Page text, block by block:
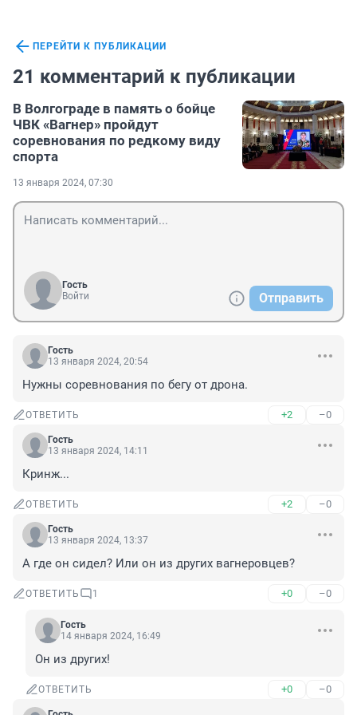
ПЕРЕЙТИ К ПУБЛИКАЦИИ
21 комментарий к публикации
В Волгограде в память о бойце
ЧВК «Вагнер» пройдут
соревнования по редкому виду
спорта
13 января 2024, 07:30
Гость
Войти
Отправить
Гость
13 января 2024, 20:54
Нужны соревнования по бегу от дрона.
ОТВЕТИТЬ +2 –0
Гость
13 января 2024, 14:11
Кринж...
ОТВЕТИТЬ +2 –0
Гость
13 января 2024, 13:37
А где он сидел? Или он из других вагнеровцев?
ОТВЕТИТЬ 1 +0 –0
Гость
14 января 2024, 16:49
Он из других!
ОТВЕТИТЬ +0 –0